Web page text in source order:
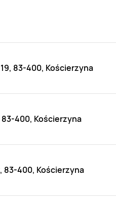
83-400, Kościerzyna
400, Kościerzyna
83-400, Kościerzyna